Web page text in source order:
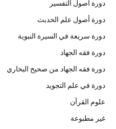
دورة أصول التفسير
دورة أصول علم الحدبث
دورة سريعة في السيرة النبوية
دورة فقه الجهاد
دورة فقه الجهاد من صحيح البخاري
دورة في علم التجويد
علوم القرآن
غير مطبوعة